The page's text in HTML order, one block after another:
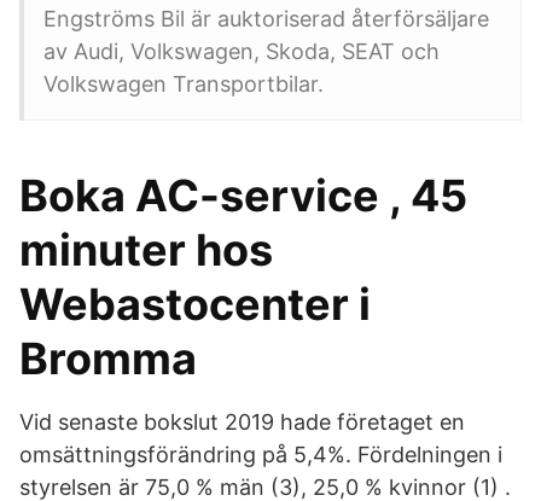
Engströms Bil är auktoriserad återförsäljare
av Audi, Volkswagen, Skoda, SEAT och
Volkswagen Transportbilar.
Boka AC-service , 45
minuter hos
Webastocenter i
Bromma
Vid senaste bokslut 2019 hade företaget en
omsättningsförändring på 5,4%. Fördelningen i
styrelsen är 75,0 % män (3), 25,0 % kvinnor (1) .